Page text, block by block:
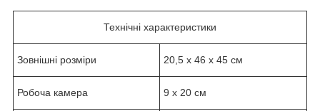
Технічні характеристики
Зовнішні розміри 20,5 х 46 х 45 см
Робоча камера 9 х 20 см